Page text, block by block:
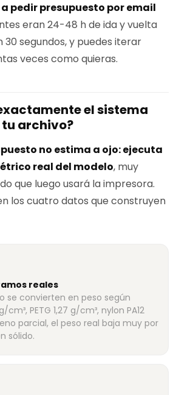
pedir presupuesto por email
eran 24-48 h de ida y vuelta
30 segundos, y puedes iterar
veces como quieras.
el sistema
archivo?
no estima a ojo: ejecuta
real del modelo, muy
que luego usará la impresora.
los cuatro datos que construyen
reales
se convierten en peso según
cm³, PETG 1,27 g/cm³, nylon PA12
parcial, el peso real baja muy por
sólido.